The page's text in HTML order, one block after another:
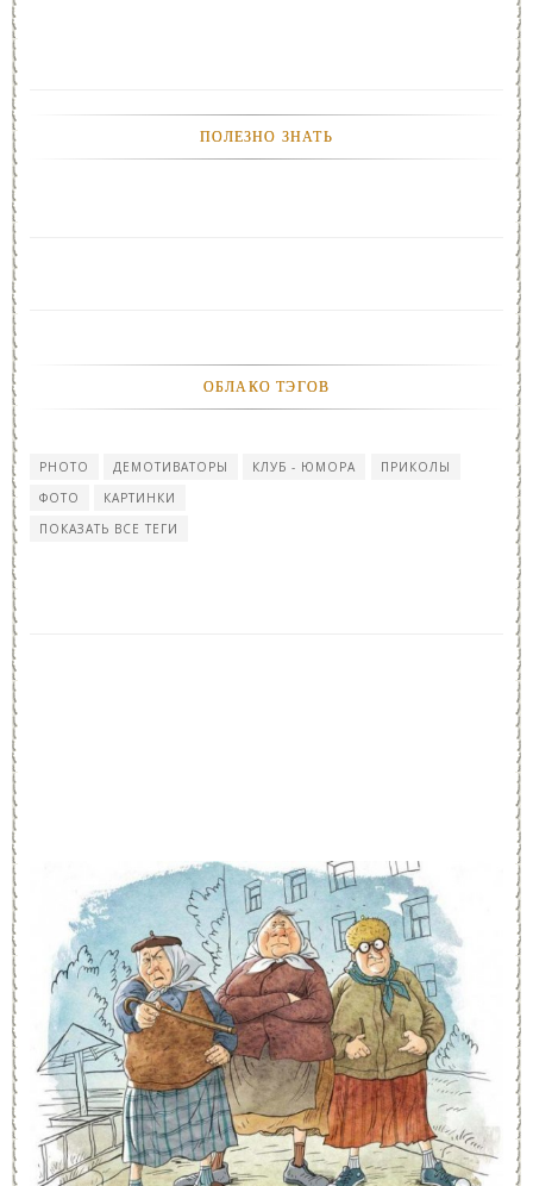
ПОЛЕЗНО ЗНАТЬ
ОБЛАКО ТЭГОВ
PHOTO ДЕМОТИВАТОРЫ КЛУБ - ЮМОРА
ПРИКОЛЫ
ФОТО
КАРТИНКИ
ПОКАЗАТЬ ВСЕ ТЕГИ